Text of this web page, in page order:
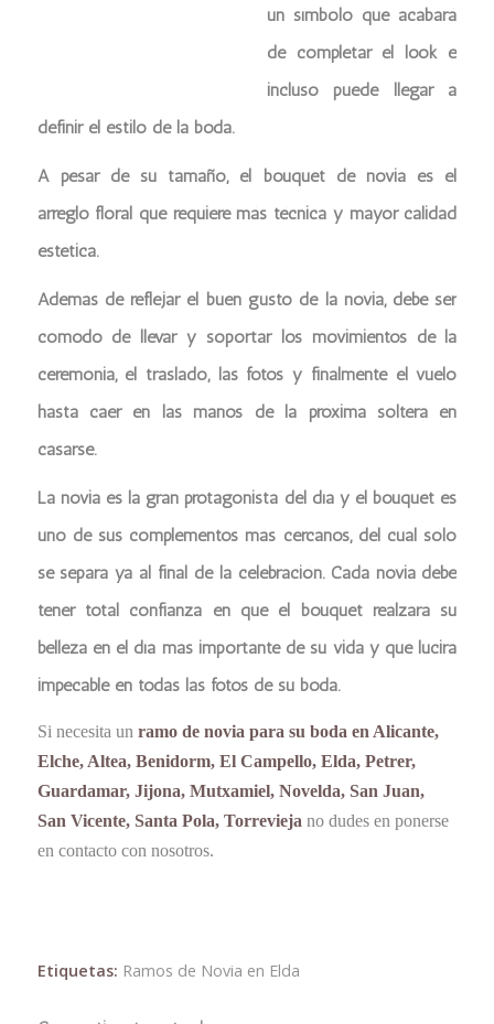
un símbolo que acabará
de completar el look e
incluso puede llegar a
definir el estilo de la boda.
A pesar de su tamaño, el bouquet de novia es el
arreglo floral que requiere más técnica y mayor calidad
estética.
Además de reflejar el buen gusto de la novia, debe ser
cómodo de llevar y soportar los movimientos de la
ceremonia, el traslado, las fotos y finalmente el vuelo
hasta caer en las manos de la próxima soltera en
casarse.
La novia es la gran protagonista del día y el bouquet es
uno de sus complementos más cercanos, del cual sólo
se separa ya al final de la celebración. Cada novia debe
tener total confianza en que el bouquet realzará su
belleza en el día más importante de su vida y que lucirá
impecable en todas las fotos de su boda.
Si necesita un ramo de novia para su boda en Alicante,
Elche, Altea, Benidorm, El Campello, Elda, Petrer,
Guardamar, Jijona, Mutxamiel, Novelda, San Juan,
San Vicente, Santa Pola, Torrevieja no dudes en ponerse
en contacto con nosotros.
Etiquetas: Ramos de Novia en Elda